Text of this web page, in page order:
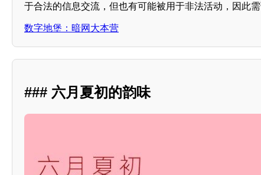
于合法的信息交流，但也有可能被用于非法活动，因此需
数字地堡：暗网大本营
### 六月夏初的韵味